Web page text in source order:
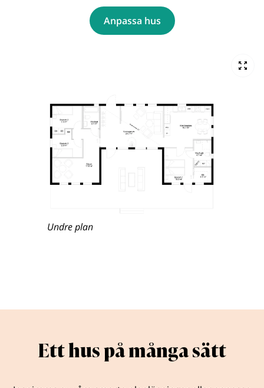
Anpassa hus
Undre plan
Ett hus på många sätt